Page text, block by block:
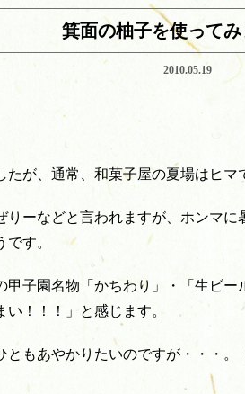
箕面の柚子を使ってみ
2010.05.19
たが、通常、和菓子屋の夏場はヒマ
りーなどと言われますが、ホンマ
す。
子園名物「かちわり」・「生ビー
い！！！」と感じます。
ともあやかりたいのですが・・・